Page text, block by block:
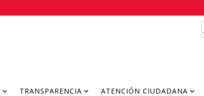
TRANSPARENCIA ATENCIÓN CIUDADANA